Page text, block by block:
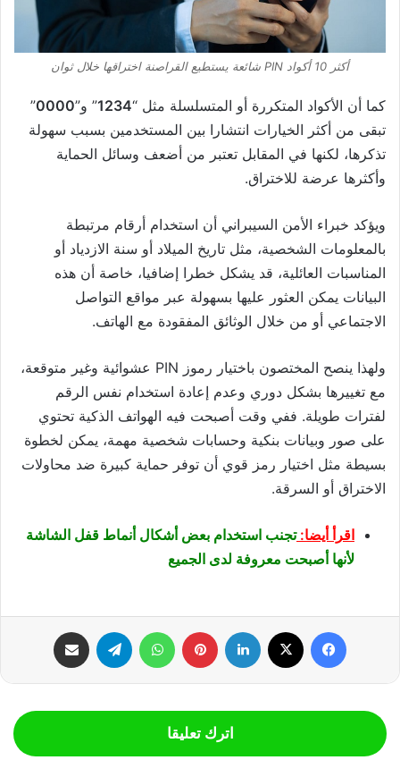
أكثر 10 أكواد PIN شائعة يستطيع القراصنة اختراقها خلال ثوان
كما أن الأكواد المتكررة أو المتسلسلة مثل “1234” و”0000
”
تبقى من أكثر الخيارات انتشارا بين المستخدمين بسبب سهولة
تذكرها، لكنها في المقابل تعتبر من أضعف وسائل الحماية
وأكثرها عرضة للاختراق.
ويؤكد خبراء الأمن السيبراني أن استخدام أرقام مرتبطة
بالمعلومات الشخصية، مثل تاريخ الميلاد أو سنة الازدياد أو
المناسبات العائلية، قد يشكل خطرا إضافيا، خاصة أن هذه
البيانات يمكن العثور عليها بسهولة عبر مواقع التواصل
الاجتماعي أو من خلال الوثائق المفقودة مع الهاتف.
ولهذا ينصح المختصون باختيار رموز PIN عشوائية وغير متوقعة،
مع تغييرها بشكل دوري وعدم إعادة استخدام نفس الرقم
لفترات طويلة. ففي وقت أصبحت فيه الهواتف الذكية تحتوي
على صور وبيانات بنكية وحسابات شخصية مهمة، يمكن لخطوة
بسيطة مثل اختيار رمز قوي أن توفر حماية كبيرة ضد محاولات
الاختراق أو السرقة.
اقرأ أيضا:تجنب استخدام بعض أشكال أنماط قفل الشاشة
لأنها أصبحت معروفة لدى الجميع
اترك تعليقا